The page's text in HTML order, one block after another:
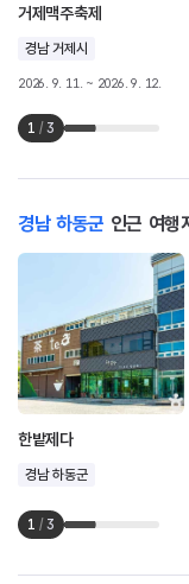
거제맥주축제
경남 거제시
2026. 9. 11. ~ 2026. 9. 12.
1 / 3
경남 하동군 인근 여행
한밭제다
경남 하동군
1 / 3